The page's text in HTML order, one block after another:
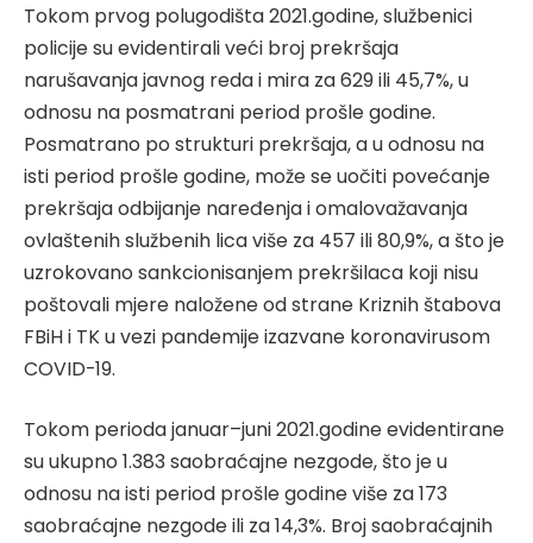
Tokom prvog polugodišta 2021.godine, službenici
policije su evidentirali veći broj prekršaja
narušavanja javnog reda i mira za 629 ili 45,7%, u
odnosu na posmatrani period prošle godine.
Posmatrano po strukturi prekršaja, a u odnosu na
isti period prošle godine, može se uočiti povećanje
prekršaja odbijanje naređenja i omalovažavanja
ovlaštenih službenih lica više za 457 ili 80,9%, a što je
uzrokovano sankcionisanjem prekršilaca koji nisu
poštovali mjere naložene od strane Kriznih štabova
FBiH i TK u vezi pandemije izazvane koronavirusom
COVID-19.
Tokom perioda januar–juni 2021.godine evidentirane
su ukupno 1.383 saobraćajne nezgode, što je u
odnosu na isti period prošle godine više za 173
saobraćajne nezgode ili za 14,3%. Broj saobraćajnih